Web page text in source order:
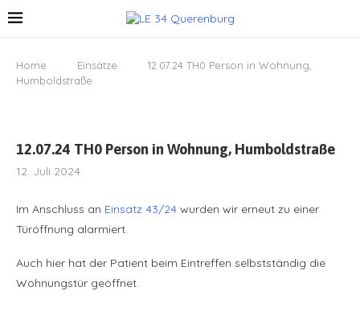
Home Einsätze
12.07.24 TH0 Person in Wohnung,
Humboldstraße
12.07.24 TH0 Person in Wohnung, Humboldstraße
12. Juli 2024
Im Anschluss an Einsatz 43/24 wurden wir erneut zu einer
Türöffnung alarmiert.
Auch hier hat der Patient beim Eintreffen selbstständig die
Wohnungstür geöffnet.